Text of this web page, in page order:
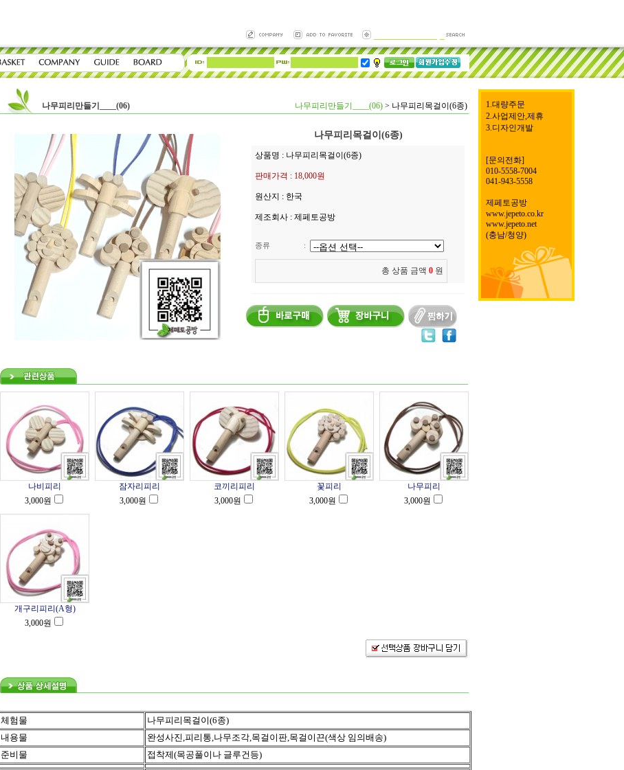
나무피리만들기____(06) 나무피리만들기____(06) > 나무피리목걸이(6종)
나무피리목걸이(6종)
상품명 : 나무피리목걸이(6종)
판매가격 : 18,000원
원산지 : 한국
제조회사 : 제페토공방
종류 :
총 상품 금액 0 원
나비피리 잠자리피리 코끼리피리 꽃피리
나무피리
3,000원 3,000원 3,000원 3,000원 3,000원
개구리피리(A형)
3,000원
체험물
나무피리목걸이(6종)
내용물
완성사진,피리통,나무조각,목걸이판,목걸이끈(색상 임의배송)
준비물
접착제(목공풀이나 글루건등)
1.대량주문
2.사업제안,제휴
3.디자인개발
[문의전화]
010-5558-7004
041-943-5558
제페토공방
www.jepeto.co.kr
www.jepeto.net
(충남/청양)